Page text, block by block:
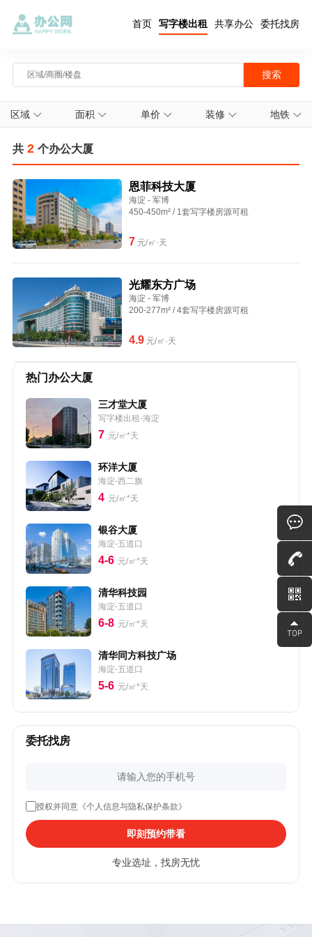
首页 写字楼出租 共享办公 委托找房
区域 面积 单价 装修 地铁
共 2 个办公大厦
恩菲科技大厦
海淀 - 军博
450-450m² / 1套写字楼房源可租
7 元/㎡·天
光耀东方广场
海淀 - 军博
200-277m² / 4套写字楼房源可租
4.9元/㎡·天
热门办公大厦
三才堂大厦
写字楼出租-海淀
7 元/㎡*天
环洋大厦
海淀-西二旗
4 元/㎡*天
银谷大厦
海淀-五道口
4-6 元/㎡*天
清华科技园
海淀-五道口
6-8 元/㎡*天
清华同方科技广场
海淀-五道口
5-6 元/㎡*天
委托找房
授权并同意《个人信息与隐私保护条款》
即刻预约带看
专业选址，找房无忧